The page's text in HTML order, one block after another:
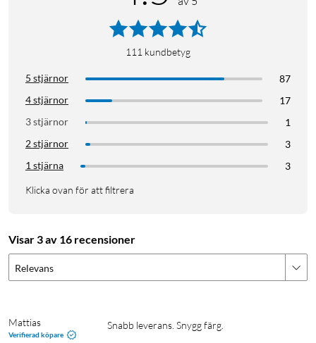
111 kundbetyg
5 stjärnor
87
4 stjärnor
17
3 stjärnor
1
2 stjärnor
3
1 stjärna
3
Klicka ovan för att filtrera
Visar 3 av 16 recensioner
Relevans
Mattias
Verifierad köpare
Snabb leverans. Snygg färg.